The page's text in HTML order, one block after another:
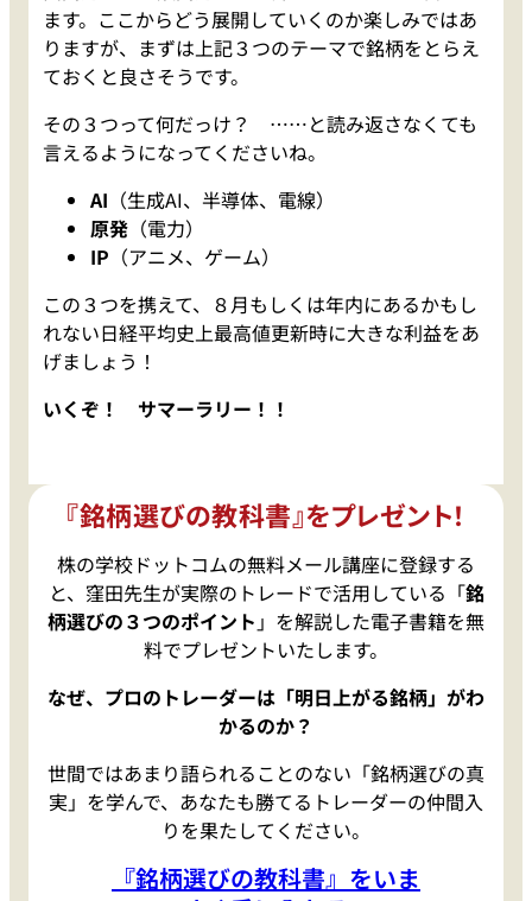
ます。ここからどう展開していくのか楽しみではあ
りますが、まずは上記３つのテーマで銘柄をとらえ
ておくと良さそうです。
その３つって何だっけ？ ……と読み返さなくても
言えるようになってくださいね。
AI （生成AI、半導体、電線）
原発（電力）
IP （アニメ、ゲーム）
この３つを携えて、８月もしくは年内にあるかもし
れない日経平均史上最高値更新時に大きな利益をあ
げましょう！
いくぞ！ サマーラリー！！
『銘柄選びの教科書』をプレゼント！
株の学校ドットコムの無料メール講座に登録する
と、窪田先生が実際のトレードで活用している「銘
柄選びの３つのポイント 」を解説した電子書籍を無
料でプレゼントいたします。
なぜ、プロのトレーダーは「明日上がる銘柄」がわ
かるのか？
世間ではあまり語られることのない「銘柄選びの真
実」を学んで、あなたも勝てるトレーダーの仲間入
りを果たしてください。
『銘柄選びの教科書』をいま